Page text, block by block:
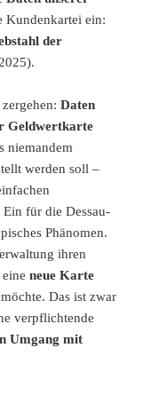
Kundenkartei ein:
der
zergehen:Daten
Geldwertkarte
niemandem
werden soll –
Ein für die Dessau-
Phänomen.
ihren
eineneue Karte
Das ist zwar
verpflichtende
Umgang mit